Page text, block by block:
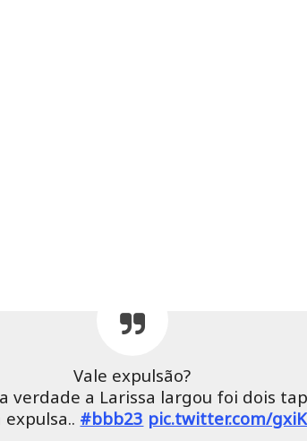
Vale expulsão?
verdade a Larissa largou foi dois
#bbb23 pic.twitter.com/